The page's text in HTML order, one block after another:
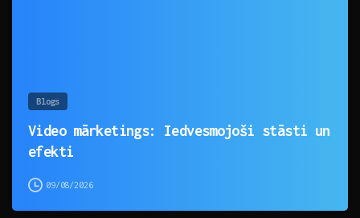
Blogs
Video mārketings: Iedvesmojoši stāsti un
efekti
09/08/2026